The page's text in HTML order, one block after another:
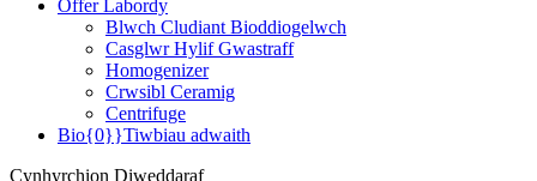
Offer Labordy
Blwch Cludiant Bioddiogelwch
Casglwr Hylif Gwastraff
Homogenizer
Crwsibl Ceramig
Centrifuge
Bio{0}}Tiwbiau adwaith
Cynhyrchion Diweddaraf